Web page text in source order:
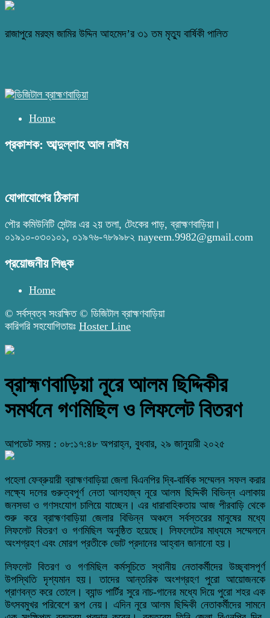
রাজাপুরে মরহুম জামির উদ্দিন আহমেদ’র ৩১ তম মৃত্যু বার্ষিকী পালিত
Home
প্রকাশক: আব্দুল্লাহ আল নাঈম
যোগাযোগের ঠিকানা
পৌর কমিউনিটি সেন্টার এর ২য় তলা, টেংকের পাড়, ব্রাহ্মণবাড়িয়া।
০১৯১০-০৩০১০১, ০১৯৭৬-৭৮৯৯৮২ nayeem.9982@gmail.com
প্রয়োজনীয় লিঙ্ক
Home
© সর্বস্বত্ব সংরক্ষিত © ডিজিটাল ব্রাহ্মণবাড়িয়া
কারিগরি সহযোগিতায়ঃ Hoster Line
ব্রাহ্মণবাড়িয়া নূরে আলম ছিদ্দিকীর
সমর্থনে গণমিছিল ও লিফলেট বিতরণ
আপডেট সময় : ০৮:১৭:৪৮ অপরাহ্ন, বুধবার, ২৯ জানুয়ারী ২০২৫
পহেলা ফেব্রুয়ারী ব্রাহ্মণবাড়িয়া জেলা বিএনপির দ্বি-বার্ষিক সম্মেলন সফল করার
লক্ষ্যে দলের গুরুত্বপূর্ণ নেতা আলহাজ্ব নূরে আলম ছিদ্দিকী বিভিন্ন এলাকায়
জনসভা ও গণসংযোগ চালিয়ে যাচ্ছেন। এর ধারাবাহিকতায় আজ পীরবাড়ি থেকে
শুরু করে ব্রাহ্মণবাড়িয়া জেলার বিভিন্ন অঞ্চলে সর্বস্তরের মানুষের মধ্যে
লিফলেট বিতরণ ও গণমিছিল অনুষ্ঠিত হয়েছে। লিফলেটের মাধ্যমে সম্মেলনে
অংশগ্রহণ এবং মোরগ প্রতীকে ভোট প্রদানের আহ্বান জানানো হয়।
লিফলেট বিতরণ ও গণমিছিল কর্মসূচিতে স্থানীয় নেতাকর্মীদের উচ্ছ্বাসপূর্ণ
উপস্থিতি দৃশ্যমান হয়। তাদের আন্তরিক অংশগ্রহণ পুরো আয়োজনকে
প্রাণবন্ত করে তোলে। ব্যান্ড পার্টির সুরে নাচ-গানের মধ্যে দিয়ে পুরো শহর এক
উৎসবমুখর পরিবেশে রূপ নেয়। এদিন নূরে আলম ছিদ্দিকী নেতাকর্মীদের সামনে